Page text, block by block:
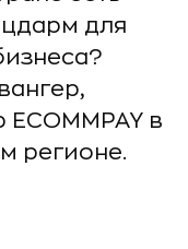
для
в
регионе.